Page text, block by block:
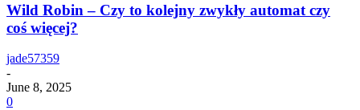
Wild Robin – Czy to kolejny zwykły automat czy
coś więcej?
jade57359
-
June 8, 2025
0